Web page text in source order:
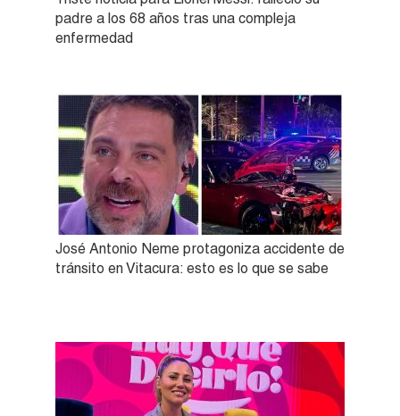
padre a los 68 años tras una compleja
enfermedad
José Antonio Neme protagoniza accidente de
tránsito en Vitacura: esto es lo que se sabe